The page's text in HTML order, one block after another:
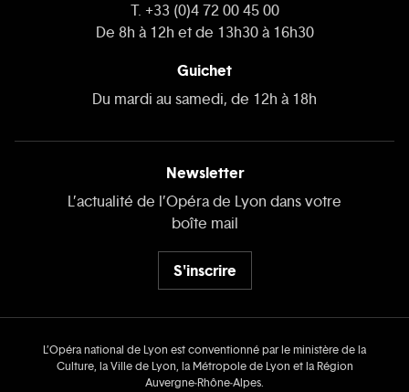
T. +33 (0)4 72 00 45 00
De 8h à 12h et de 13h30 à 16h30
Guichet
Du mardi au samedi, de 12h à 18h
Newsletter
L’actualité de l’Opéra de Lyon dans votre
boîte mail
S'inscrire
L’Opéra national de Lyon est conventionné par le ministère de la
Culture, la Ville de Lyon, la Métropole de Lyon et la Région
Auvergne‑Rhône‑Alpes.